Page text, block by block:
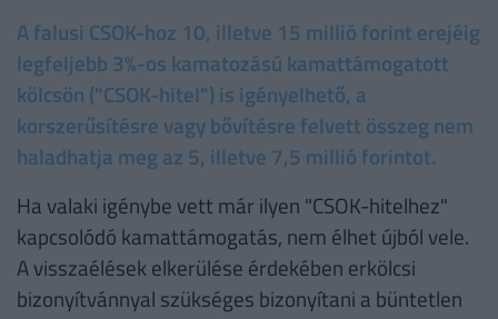
A falusi CSOK-hoz 10, illetve 15 millió forint erejéig
legfeljebb 3%-os kamatozású kamattámogatott
kölcsön ("CSOK-hitel") is igényelhető, a
korszerűsítésre vagy bővítésre felvett összeg nem
haladhatja meg az 5, illetve 7,5 millió forintot.
Ha valaki igénybe vett már ilyen "CSOK-hitelhez"
kapcsolódó kamattámogatás, nem élhet újból vele.
A visszaélések elkerülése érdekében erkölcsi
bizonyítvánnyal szükséges bizonyítani a büntetlen